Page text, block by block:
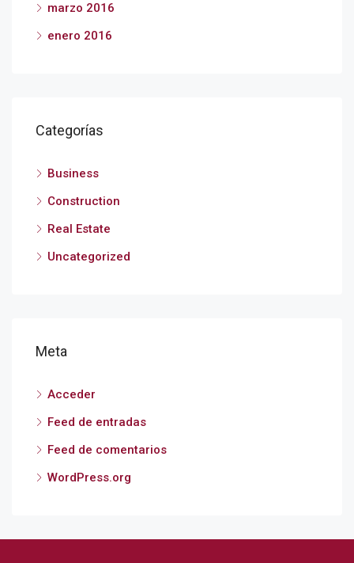
marzo 2016
enero 2016
Categorías
Business
Construction
Real Estate
Uncategorized
Meta
Acceder
Feed de entradas
Feed de comentarios
WordPress.org